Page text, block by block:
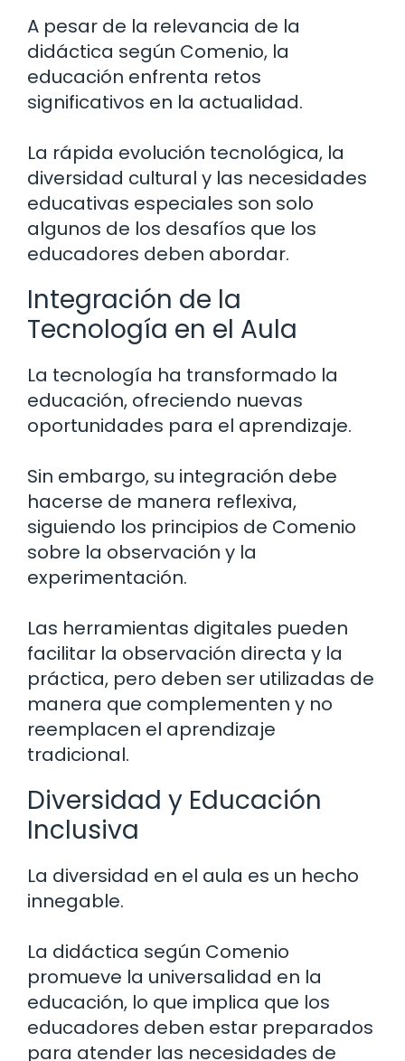
A pesar de la relevancia de la
didáctica según Comenio, la
educación enfrenta retos
significativos en la actualidad.
La rápida evolución tecnológica, la
diversidad cultural y las necesidades
educativas especiales son solo
algunos de los desafíos que los
educadores deben abordar.
Integración de la
Tecnología en el Aula
La tecnología ha transformado la
educación, ofreciendo nuevas
oportunidades para el aprendizaje.
Sin embargo, su integración debe
hacerse de manera reflexiva,
siguiendo los principios de Comenio
sobre la observación y la
experimentación.
Las herramientas digitales pueden
facilitar la observación directa y la
práctica, pero deben ser utilizadas de
manera que complementen y no
reemplacen el aprendizaje
tradicional.
Diversidad y Educación
Inclusiva
La diversidad en el aula es un hecho
innegable.
La didáctica según Comenio
promueve la universalidad en la
educación, lo que implica que los
educadores deben estar preparados
para atender las necesidades de